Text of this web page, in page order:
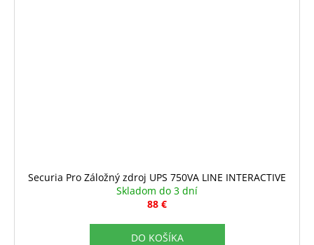
Securia Pro Záložný zdroj UPS 750VA LINE INTERACTIVE
Skladom do 3 dní
88 €
DO KOŠÍKA